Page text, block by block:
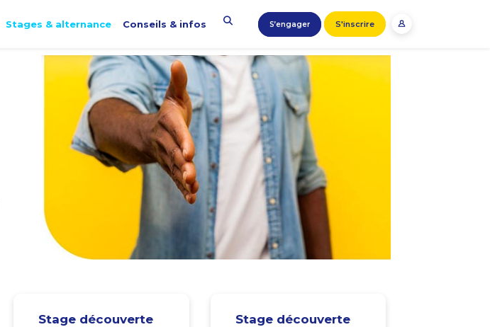
Stages & alternance Conseils & infos S’engager S'inscrire
Stage découverte
Stage découverte